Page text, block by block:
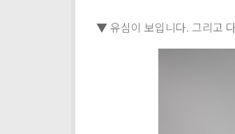
▼ 유심이 보입니다. 그리고